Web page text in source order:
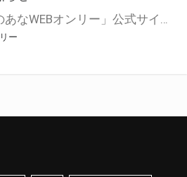
「とらのあなWEBオンリー」公式サイトでとらのあな通販の「割引クーポン」を配布中！ イベントごとに開催当日限定で使える割引クーポンのシリアルコードを発行します。 とらのあなWEBオンリーのページをチェックして、イベント当日にお得にお買い物を楽しみましょう♪ ※本キャンペーンは予告なく終了する場合がございます。 とらのあなWEBオンリーサイトはこちら
ー